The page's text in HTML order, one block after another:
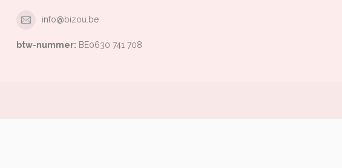
info@bizou.be
btw-nummer: BE0630 741 708